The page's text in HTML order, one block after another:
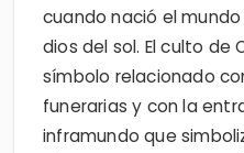
cuando nació el
dios del sol. El culto de
símbolo relacionado
funerarias y con la
inframundo que